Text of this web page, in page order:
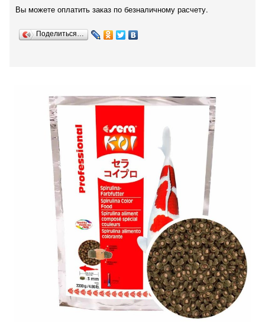
Вы можете оплатить заказ по безналичному расчету.
Поделиться…